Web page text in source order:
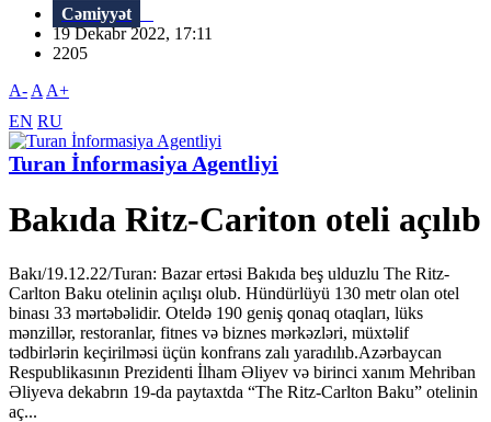
Cəmiyyət
19 Dekabr 2022, 17:11
2205
A- A A+
EN RU
Turan İnformasiya Agentliyi
Bakıda Ritz-Cariton oteli açılıb
Bakı/19.12.22/Turan: Bazar ertəsi Bakıda beş ulduzlu The Ritz-
Carlton Baku otelinin açılışı olub. Hündürlüyü 130 metr olan otel
binası 33 mərtəbəlidir. Oteldə 190 geniş qonaq otaqları, lüks
mənzillər, restoranlar, fitnes və biznes mərkəzləri, müxtəlif
tədbirlərin keçirilməsi üçün konfrans zalı yaradılıb.Azərbaycan
Respublikasının Prezidenti İlham Əliyev və birinci xanım Mehriban
Əliyeva dekabrın 19-da paytaxtda “The Ritz-Carlton Baku” otelinin
aç...